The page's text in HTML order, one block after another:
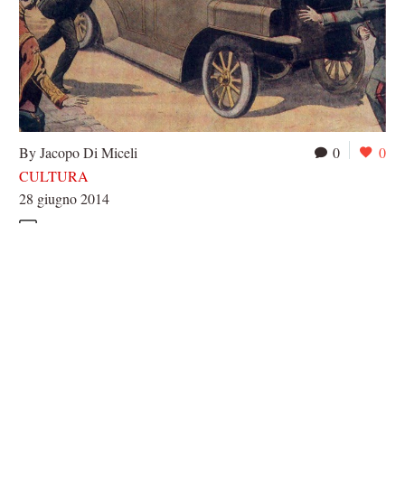
0 0
By Jacopo Di Miceli
CULTURA
28 giugno 2014